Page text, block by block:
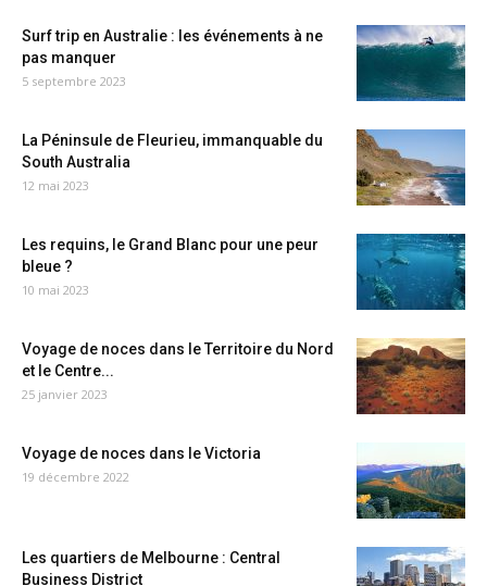
Surf trip en Australie : les événements à ne
pas manquer
5 septembre 2023
La Péninsule de Fleurieu, immanquable du
South Australia
12 mai 2023
Les requins, le Grand Blanc pour une peur
bleue ?
10 mai 2023
Voyage de noces dans le Territoire du Nord
et le Centre...
25 janvier 2023
Voyage de noces dans le Victoria
19 décembre 2022
Les quartiers de Melbourne : Central
Business District